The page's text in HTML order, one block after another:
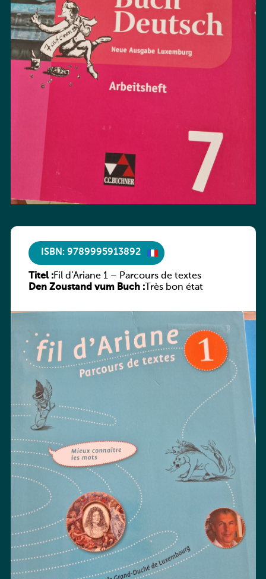
ISBN: 9789995913892
Titel :Fil d’Ariane 1 – Parcours de textes
Den Zoustand vum Buch :Très bon état